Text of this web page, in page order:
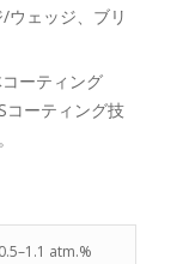
ウェッジ、ブリ
ーティング
コーティング技
0.5–1.1 atm.%